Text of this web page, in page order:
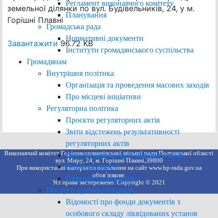
Регламент виконавчого комітету
Планування
Громадська рада
Нормативні документи
Інститути громадянського суспільства
Громадянам
Внутрішня політика
Організація та проведення масових заходів
Про місцеві ініціативи
Регуляторна політика
Проєкти регуляторних актів
Звіти відстежень результативності
регуляторних актів
Перелік діючих регуляторних актів
План діяльності
Правила благоустрою
Послуги архівного відділу
Відомості про фонди документів з
особового складу ліквідованих установ
земельної ділянки по вул. Будівельників, 24, у м.
Горішні Плавні
Завантажити 96.72 KB
Виконавчий комітет Горішньоплавнівської міської ради Полтавської області
вул. Миру, 24, м. Горішні Плавні,39800
При використанні матеріалів посилання на сайт www.hp-rada.gov.ua
обов’язкове.
Усі права застережено. Copyright © 2021